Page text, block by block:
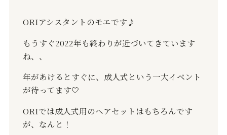
ORIアシスタントのモエです ♪︎
もうすぐ2022年も終わりが近づいてきています
ね、、
年があけるとすぐに、成人式という一大イベント
が待ってます🤍
ORIでは成人式用のヘアセットはもちろんです
が、なんと！